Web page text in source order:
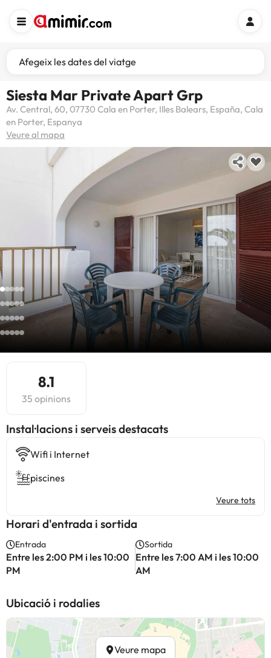
Afegeix les dates del viatge
Siesta Mar Private Apart Grp
Av. Central, 60, 07730 Cala en Porter, Illes Balears, España, Cala
en Porter, Espanya
Veure al mapa
8.1
35 opinions
Instal·lacions i serveis destacats
Wifi i Internet
piscines
Veure tots
Horari d'entrada i sortida
Entrada
Entre les 2:00 PM i les 10:00
PM
Sortida
Entre les 7:00 AM i les 10:00
AM
Ubicació i rodalies
Veure mapa